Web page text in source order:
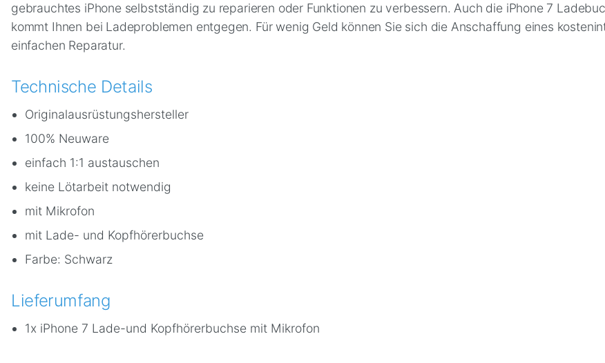
gebrauchtes iPhone selbstständig zu reparieren oder Funktionen zu verbessern. Auch die iPhone 7
kommt Ihnen bei Ladeproblemen entgegen. Für wenig Geld können Sie sich die Anschaffung eines
einfachen Reparatur.
Technische Details
Originalausrüstungshersteller
100% Neuware
einfach 1:1 austauschen
keine Lötarbeit notwendig
mit Mikrofon
mit Lade- und Kopfhörerbuchse
Farbe: Schwarz
Lieferumfang
1x iPhone 7 Lade-und Kopfhörerbuchse mit Mikrofon